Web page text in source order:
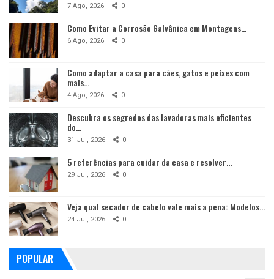
7 Ago, 2026 0
Como Evitar a Corrosão Galvânica em Montagens…
6 Ago, 2026 0
Como adaptar a casa para cães, gatos e peixes com
mais…
4 Ago, 2026 0
Descubra os segredos das lavadoras mais eficientes
do…
31 Jul, 2026 0
5 referências para cuidar da casa e resolver…
29 Jul, 2026 0
Veja qual secador de cabelo vale mais a pena: Modelos…
24 Jul, 2026 0
POPULAR